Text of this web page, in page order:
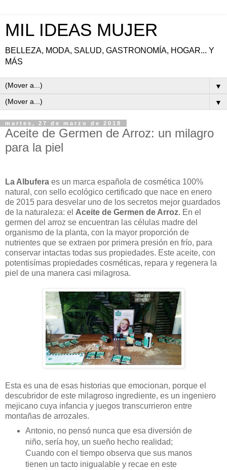
MIL IDEAS MUJER
BELLEZA, MODA, SALUD, GASTRONOMÍA, HOGAR... Y
MÁS
▼
▼
martes, 27 de marzo de 2018
Aceite de Germen de Arroz: un milagro
para la piel
La Albufera es un marca española de cosmética 100%
natural, con sello ecológico certificado que nace en enero
de 2015 para desvelar uno de los secretos mejor guardados
de la naturaleza: el Aceite de Germen de Arroz. En el
germen del arroz se encuentran las células madre del
organismo de la planta, con la mayor proporción de
nutrientes que se extraen por primera presión en frío, para
conservar intactas todas sus propiedades. Este aceite, con
potentisímas propiedades cosméticas, repara y regenera la
piel de una manera casi milagrosa.
Esta es una de esas historias que emocionan, porque el
descubridor de este milagroso ingrediente, es un ingeniero
mejicano cuya infancia y juegos transcurrieron entre
montañas de arrozales.
Antonio, no pensó nunca que esa diversión de
niño, sería hoy, un sueño hecho realidad;
Cuando con el tiempo observa que sus manos
tienen un tacto inigualable y recae en este